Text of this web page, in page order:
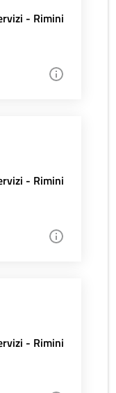
- Rimini
- Rimini
- Rimini